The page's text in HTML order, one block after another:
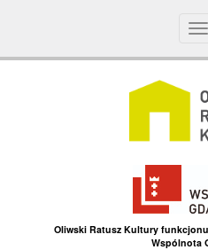
Oliwski Ratusz Kultury
Wspólnota